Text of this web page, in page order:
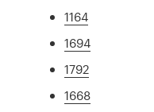
1164
1694
1792
1668